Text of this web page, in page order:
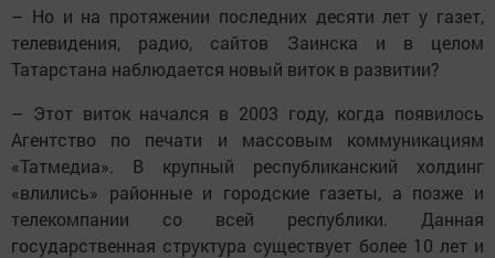
– Но и на протяжении последних десяти лет у газет,
телевидения, радио, сайтов Заинска и в целом
Татарстана наблюдается новый виток в развитии?
– Этот виток начался в 2003 году, когда появилось
Агентство по печати и массовым коммуникациям
«Татмедиа». В крупный республиканский холдинг
«влились» районные и городские газеты, а позже и
телекомпании со всей республики. Данная
государственная структура существует более 10 лет и